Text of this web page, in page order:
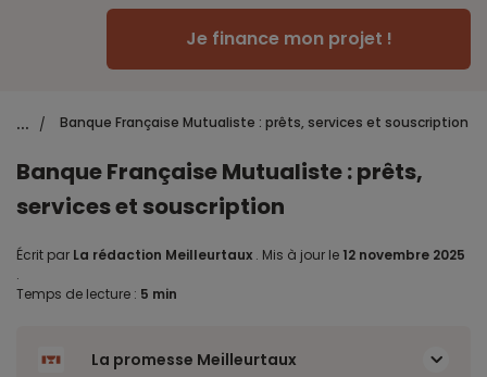
Je finance mon projet !
... / Banque Française Mutualiste : prêts, services et souscription
Banque Française Mutualiste : prêts,
services et souscription
Écrit par La rédaction Meilleurtaux . Mis à jour le 12 novembre 2025
.
Temps de lecture : 5 min
La promesse Meilleurtaux